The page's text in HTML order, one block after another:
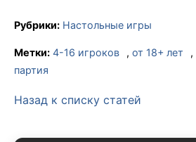
Рубрики: Настольные игры
Метки: 4-16 игроков , от 18+ лет ,
партия
Назад к списку статей